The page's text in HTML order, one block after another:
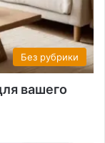
Без рубрики
вашего